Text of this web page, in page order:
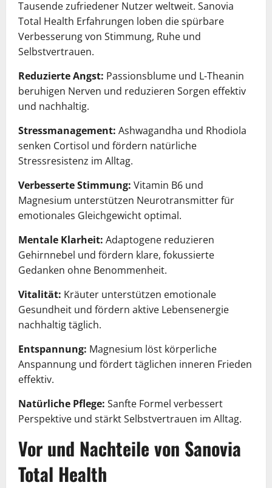
Tausende zufriedener Nutzer weltweit. Sanovia
Total Health Erfahrungen loben die spürbare
Verbesserung von Stimmung, Ruhe und
Selbstvertrauen.
Reduzierte Angst: Passionsblume und L-Theanin
beruhigen Nerven und reduzieren Sorgen effektiv
und nachhaltig.
Stressmanagement: Ashwagandha und Rhodiola
senken Cortisol und fördern natürliche
Stressresistenz im Alltag.
Verbesserte Stimmung: Vitamin B6 und
Magnesium unterstützen Neurotransmitter für
emotionales Gleichgewicht optimal.
Mentale Klarheit: Adaptogene reduzieren
Gehirnnebel und fördern klare, fokussierte
Gedanken ohne Benommenheit.
Vitalität: Kräuter unterstützen emotionale
Gesundheit und fördern aktive Lebensenergie
nachhaltig täglich.
Entspannung: Magnesium löst körperliche
Anspannung und fördert täglichen inneren Frieden
effektiv.
Natürliche Pflege: Sanfte Formel verbessert
Perspektive und stärkt Selbstvertrauen im Alltag.
Vor und Nachteile von Sanovia
Total Health